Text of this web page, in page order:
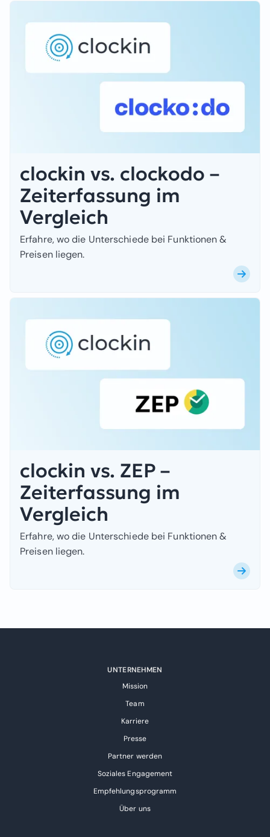
clockin vs. clockodo –
Zeiterfassung im
Vergleich
Erfahre, wo die Unterschiede bei Funktionen &
Preisen liegen.
clockin vs. ZEP –
Zeiterfassung im
Vergleich
Erfahre, wo die Unterschiede bei Funktionen &
Preisen liegen.
UNTERNEHMEN
Mission
Team
Karriere
Presse
Partner werden
Soziales Engagement
Empfehlungsprogramm
Über uns